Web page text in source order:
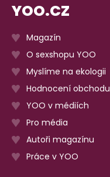
YOO.CZ
Magazín
O sexshopu YOO
Myslíme na ekologii
Hodnocení obchodu
YOO v médiích
Pro média
Autoři magazínu
Práce v YOO